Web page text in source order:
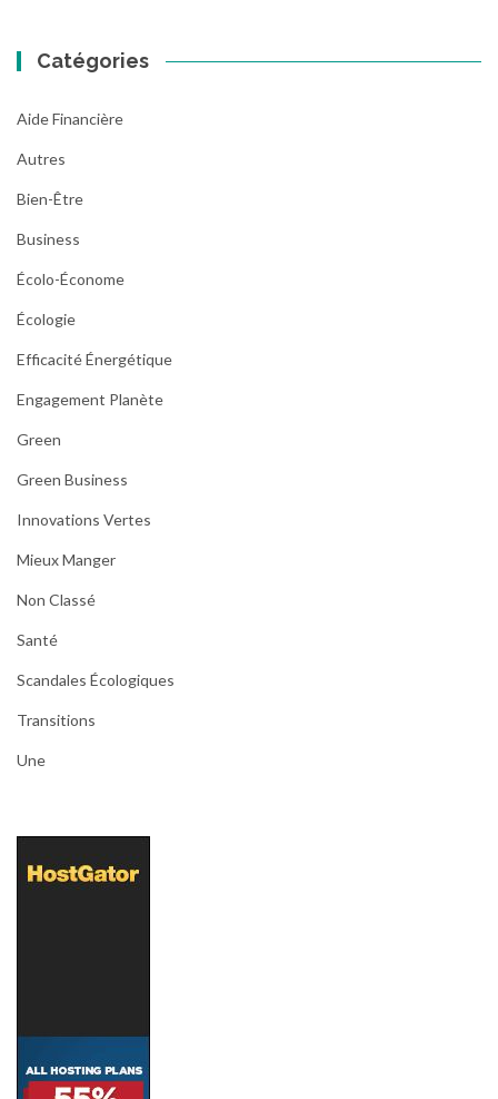
Catégories
Aide Financière
Autres
Bien-Être
Business
Écolo-Économe
Écologie
Efficacité Énergétique
Engagement Planète
Green
Green Business
Innovations Vertes
Mieux Manger
Non Classé
Santé
Scandales Écologiques
Transitions
Une